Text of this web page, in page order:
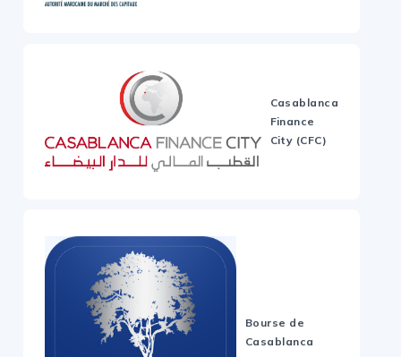
Casablanca
Finance
City (CFC)
Bourse de
Casablanca